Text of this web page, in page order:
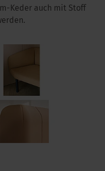
Keder auch mit Stoff